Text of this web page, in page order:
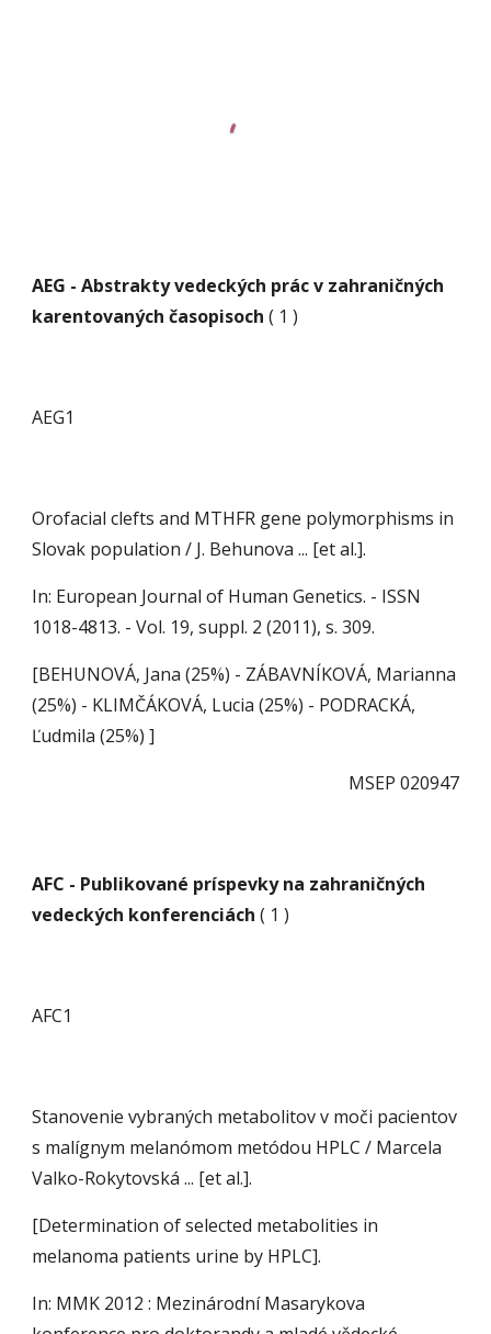
AEG - Abstrakty vedeckých prác v zahraničných
karentovaných časopisoch ( 1 )
AEG1
Orofacial clefts and MTHFR gene polymorphisms in
Slovak population / J. Behunova ... [et al.].
In: European Journal of Human Genetics. - ISSN
1018-4813. - Vol. 19, suppl. 2 (2011), s. 309.
[BEHUNOVÁ, Jana (25%) - ZÁBAVNÍKOVÁ, Marianna
(25%) - KLIMČÁKOVÁ, Lucia (25%) - PODRACKÁ,
Ľudmila (25%) ]
MSEP 020947
AFC - Publikované príspevky na zahraničných
vedeckých konferenciách ( 1 )
AFC1
Stanovenie vybraných metabolitov v moči pacientov
s malígnym melanómom metódou HPLC / Marcela
Valko-Rokytovská ... [et al.].
[Determination of selected metabolities in
melanoma patients urine by HPLC].
In: MMK 2012 : Mezinárodní Masarykova